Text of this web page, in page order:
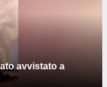
avvistato a